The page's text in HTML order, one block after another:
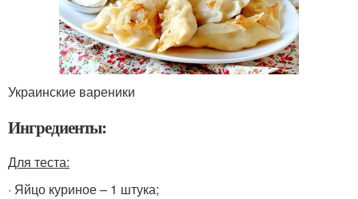
Украинские вареники
Ингредиенты:
Для теста:
· Яйцо куриное – 1 штука;